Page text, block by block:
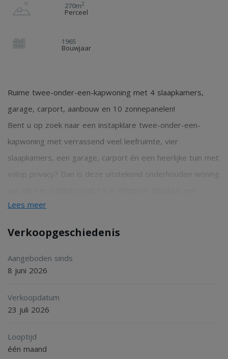
270m2
Perceel
1965
Bouwjaar
Ruime twee-onder-een-kapwoning met 4 slaapkamers,
garage, carport, aanbouw en 10 zonnepanelen!
Bent u op zoek naar een instapklare twee-onder-een-
kapwoning met verrassend veel leefruimte, vier
slaapkamers, een garage, carport én een heerlijke tuin met
volop privacy? Dan is deze uitstekend onderhouden woning
bezichtiging waard.
Begane grond
Bij binnenkomst bereikt u de hal met meterkast, een
toiletruimte voorzien van een zwevend toilet en de
De keuken beschikt over diverse inbouwapparatuur,
afzuigkap en een combi-stoomoven.
Vanuit de keuken is tevens de praktische provisiekelder
Lees meer
Verkoopgeschiedenis
Aangeboden sinds
8 juni 2026
Verkoopdatum
23 juli 2026
Looptijd
één maand